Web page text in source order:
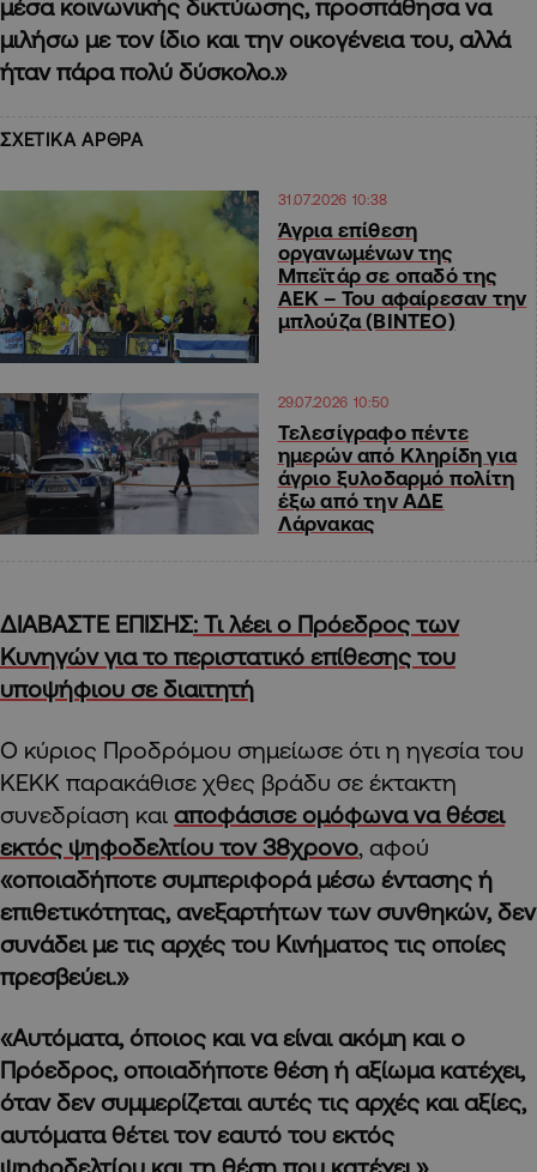
μέσα κοινωνικής δικτύωσης, προσπάθησα να
μιλήσω με τον ίδιο και την οικογένεια του, αλλά
ήταν πάρα πολύ δύσκολο.»
ΣΧΕΤΙΚΑ ΑΡΘΡΑ
31.07.2026 10:38
Άγρια επίθεση
οργανωμένων της
Μπεϊτάρ σε οπαδό της
ΑΕΚ – Του αφαίρεσαν την
μπλούζα (ΒΙΝΤΕΟ)
29.07.2026 10:50
Τελεσίγραφο πέντε
ημερών από Κληρίδη για
άγριο ξυλοδαρμό πολίτη
έξω από την ΑΔΕ
Λάρνακας
ΔΙΑΒΑΣΤΕ ΕΠΙΣΗΣ: Τι λέει ο Πρόεδρος των
Κυνηγών για το περιστατικό επίθεσης του
υποψήφιου σε διαιτητή
Ο κύριος Προδρόμου σημείωσε ότι η ηγεσία του
ΚΕΚΚ παρακάθισε χθες βράδυ σε έκτακτη
συνεδρίαση και αποφάσισε ομόφωνα να θέσει
εκτός ψηφοδελτίου τον 38χρονο , αφού
«οποιαδήποτε συμπεριφορά μέσω έντασης ή
επιθετικότητας, ανεξαρτήτων των συνθηκών, δεν
συνάδει με τις αρχές του Κινήματος τις οποίες
πρεσβεύει.»
«Αυτόματα, όποιος και να είναι ακόμη και ο
Πρόεδρος, οποιαδήποτε θέση ή αξίωμα κατέχει,
όταν δεν συμμερίζεται αυτές τις αρχές και αξίες,
αυτόματα θέτει τον εαυτό του εκτός
ψηφοδελτίου και τη θέση που κατέχει.»